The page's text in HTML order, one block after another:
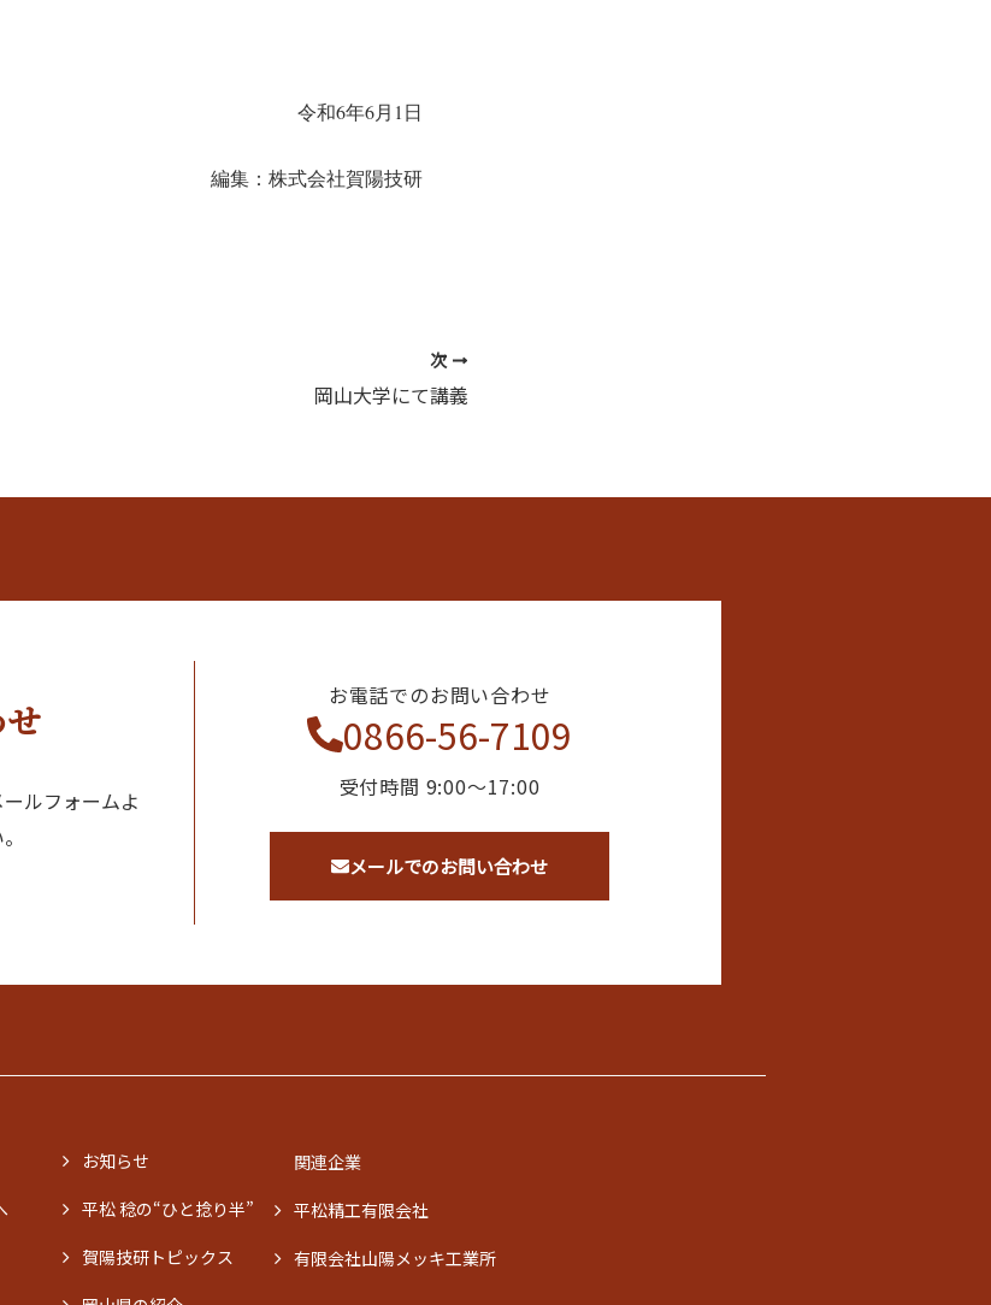
令和6年6月1日
編集：株式会社賀陽技研
次
岡山大学にて講義
ルフォームよ
お電話でのお問い合わせ
0866-56-7109
受付時間 9:00〜17:00
メールでのお問い合わせ
お知らせ
平松 稔の“ひと捻り半”
賀陽技研トピックス
関連企業
平松精工有限会社
有限会社山陽メッキ工業所